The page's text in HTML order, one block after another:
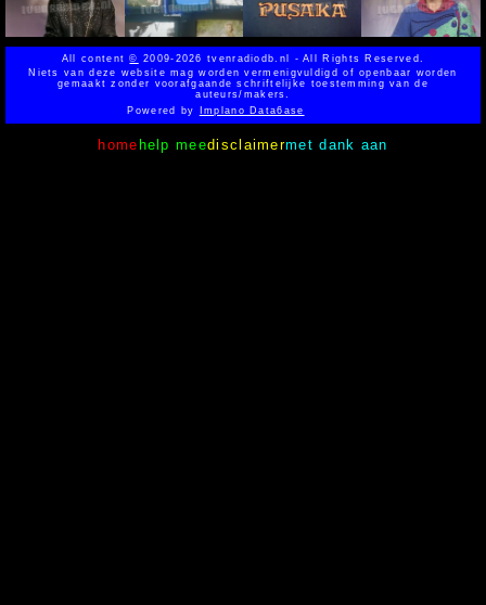
All content© 2009-2026 tvenradiodb.nl - All Rights Reserved.
Niets van deze website mag worden vermenigvuldigd of openbaar worden
gemaakt zonder voorafgaande schriftelijke toestemming van de
auteurs/makers.
Powered by Implano Data6ase
home help meedisclaimermet dank aan